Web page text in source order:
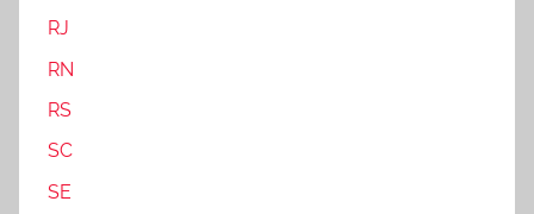
RJ
RN
RS
SC
SE